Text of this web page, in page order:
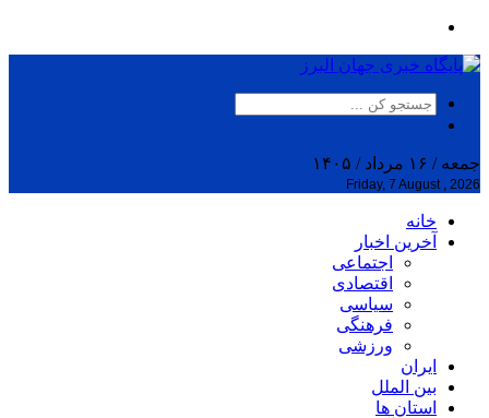
جمعه / ۱۶ مرداد / ۱۴۰۵
Friday, 7 August , 2026
خانه
آخرین اخبار
اجتماعی
اقتصادی
سیاسی
فرهنگی
ورزشی
ایران
بین الملل
استان ها